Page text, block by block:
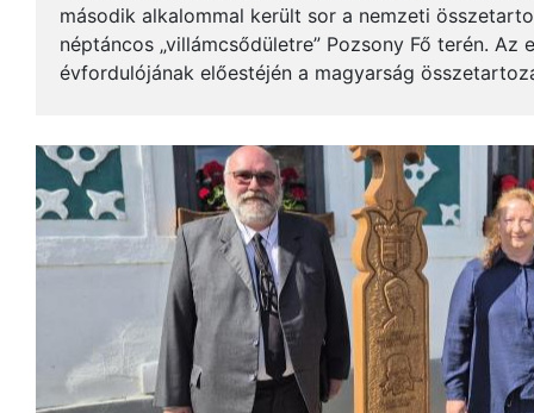
második alkalommal került sor a nemzeti
néptáncos „villámcsődületre” Pozsony Fő terén. Az
évfordulójának előestéjén a magyarság